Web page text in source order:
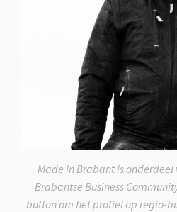
Made in Brabant is onderdeel
Brabantse Business
button om het profiel op regio-